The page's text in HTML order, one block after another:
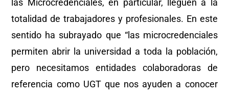
las Microcredenciales, en particular, lleguen a la
totalidad de trabajadores y profesionales. En este
sentido ha subrayado que “las microcredenciales
permiten abrir la universidad a toda la población,
pero necesitamos entidades colaboradoras de
referencia como UGT que nos ayuden a conocer